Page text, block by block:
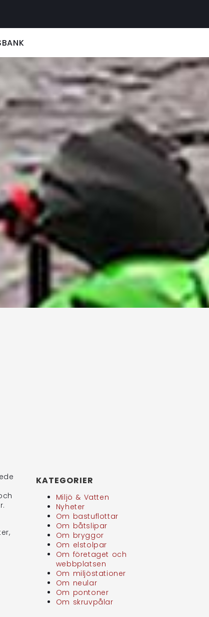
KATEGORIER
Miljö & Vatten
Nyheter
Om bastuflottar
Om båtslipar
Om bryggor
Om elstolpar
Om företaget och
webbplatsen
Om miljöstationer
Om neular
Om pontoner
Om skruvpålar